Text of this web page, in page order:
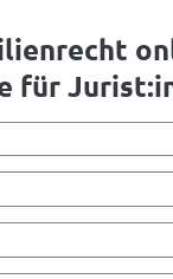
für